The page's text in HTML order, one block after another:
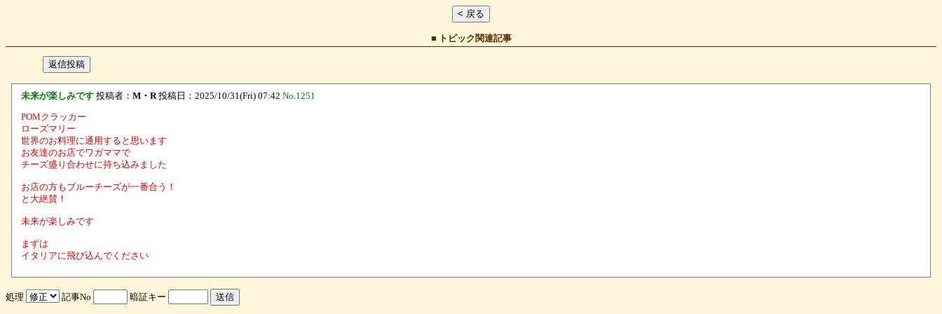
■ トピック関連記事
未来が楽しみです投稿者： M・R投稿日：2025/10/31(Fri) 07:42 No.1251
POMクラッカー
ローズマリー
世界のお料理に通用すると思います
お友達のお店でワガママで
チーズ盛り合わせに持ち込みました
お店の方もブルーチーズが一番合う！
と大絶賛！
未来が楽しみです
まずは
イタリアに飛び込んでください
処理 記事No 暗証キー